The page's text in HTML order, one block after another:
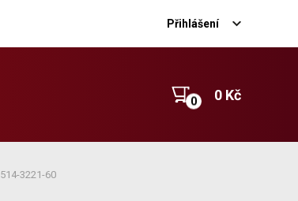
Přihlášení
0 Kč
3221-60